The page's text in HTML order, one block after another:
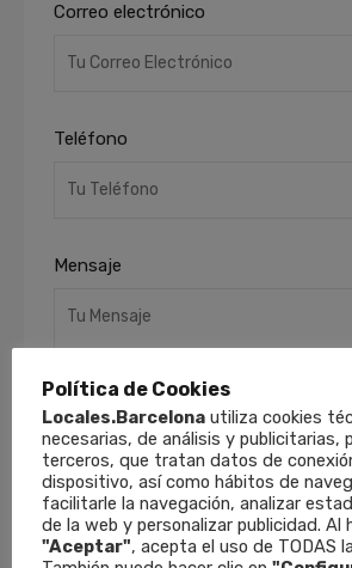
Correo electrónico
Teléfono
Mensaje
He leído y acepto laPolítica de
Finalidades: Responder a sus
remitirle información comercial
Política de Cookies
Locales.Barcelona utiliza cookies
necesarias, de análisis y publicitarias,
terceros, que tratan datos de
dispositivo, así como hábitos de
facilitarle la navegación, analizar
de la web y personalizar publicidad. Al
"Aceptar", acepta el uso de TODAS